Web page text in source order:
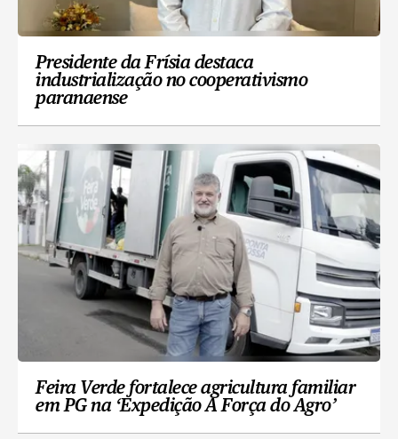
Presidente da Frísia destaca
industrialização no cooperativismo
paranaense
Feira Verde fortalece agricultura familiar
em PG na ‘Expedição A Força do Agro’